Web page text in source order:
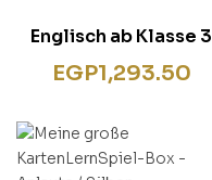
Englisch ab Klasse 3
EGP1,293.50